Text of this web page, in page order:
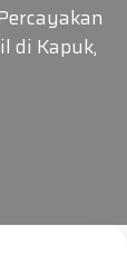
di Kapuk,